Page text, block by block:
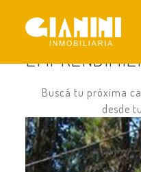
Buscá tu próxima
desde